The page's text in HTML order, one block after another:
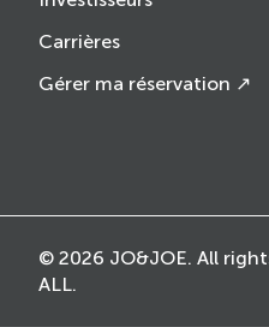
Carrières
Gérer ma réservation ↗
© 2026 JO&JOE. All
ALL.